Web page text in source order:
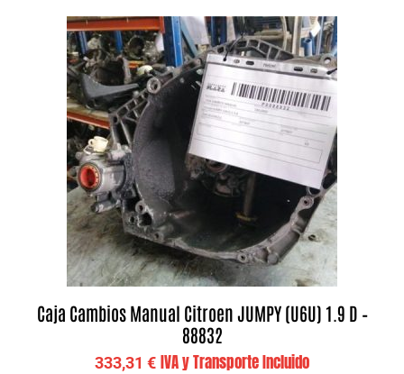
Caja Cambios Manual Citroen JUMPY (U6U) 1.9 D –
88832
333,31 € IVA y Transporte Incluido